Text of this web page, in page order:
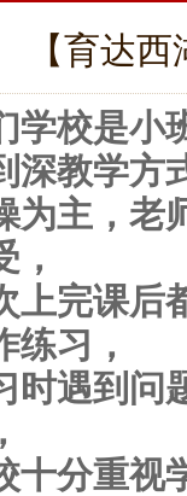
【育达
学校是小
深教学方
为主，老
，
上完课后
练习，
时遇到问
十分重视